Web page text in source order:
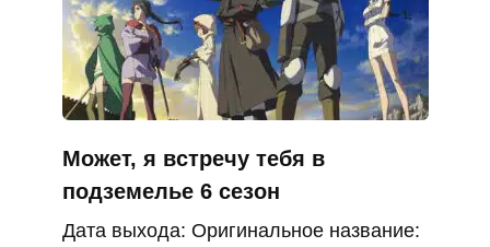
Может, я встречу тебя в
подземелье 6 сезон
Дата выхода: Оригинальное название: